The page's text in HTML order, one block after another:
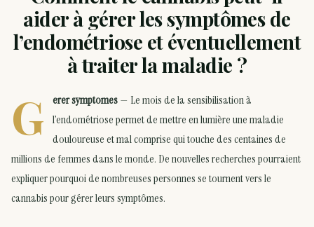
aider à gérer les symptômes de
l’endométriose et éventuellement
à traiter la maladie ?
G erer symptomes— Le mois de la sensibilisation à
l’endométriose permet de mettre en lumière une maladie
douloureuse et mal comprise qui touche des centaines de
millions de femmes dans le monde. De nouvelles recherches pourraient
expliquer pourquoi de nombreuses personnes se tournent vers le
cannabis pour gérer leurs symptômes.